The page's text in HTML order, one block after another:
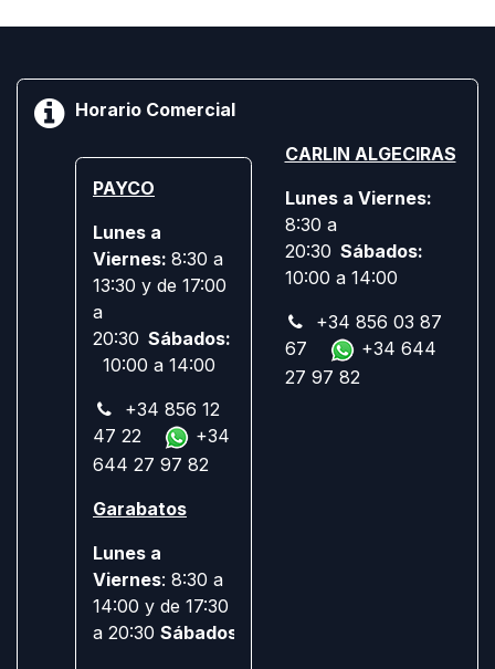
Horario Comercial
PAYCO
Lunes a
Viernes: 8:30 a
13:30 y de 17:00
a
20:30 Sábados:
10:00 a 14:00
+34 856 12
47 22
+34
644 27 97 82
Garabatos
Lunes a
Viernes: 8:30 a
14:00 y de 17:30
a 20:30 Sábados:
CARLIN ALGECIRAS
Lunes a Viernes:
8:30 a
20:30 Sábados:
10:00 a 14:00
+34 856 03 87
67
+34 644
27 97 82